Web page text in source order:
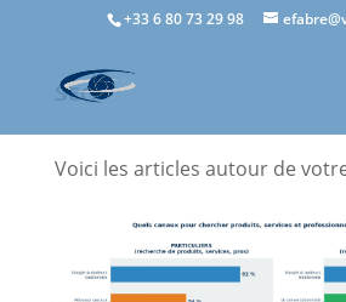
+33 6 80 73 29 98
SEO
Voici les articles autour de